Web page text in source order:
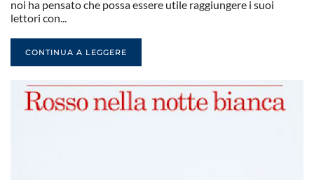
noi ha pensato che possa essere utile raggiungere i suoi
lettori con...
CONTINUA A LEGGERE